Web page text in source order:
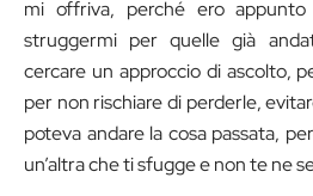
mi offriva, perché ero
struggermi per quelle già
cercare un approccio di ascolto,
per non rischiare di perderle,
poteva andare la cosa passata,
un’altra che ti sfugge e non te ne